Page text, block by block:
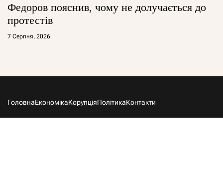
Федоров пояснив, чому не долучається до
протестів
7 Серпня, 2026
ГоловнаЕкономікаКорупціяПолітикаКонтакти